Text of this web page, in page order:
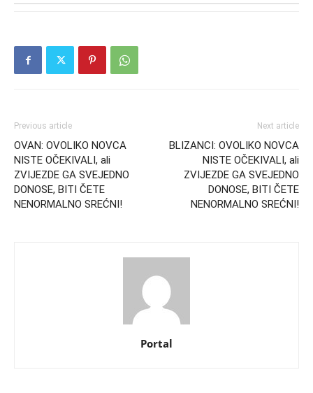
Previous article
OVAN: OVOLIKO NOVCA
NISTE OČEKIVALI, ali
ZVIJEZDE GA SVEJEDNO
DONOSE, BITI ČETE
NENORMALNO SREĆNI!
Next article
BLIZANCI: OVOLIKO NOVCA
NISTE OČEKIVALI, ali
ZVIJEZDE GA SVEJEDNO
DONOSE, BITI ČETE
NENORMALNO SREĆNI!
Portal